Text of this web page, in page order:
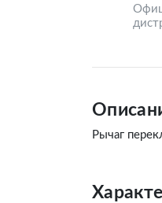
Рычаг